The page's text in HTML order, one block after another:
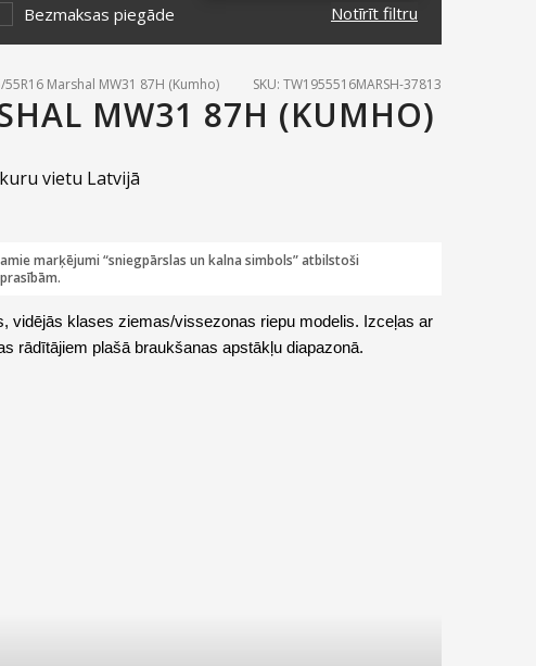
Notīrīt filtru
Bezmaksas piegāde
55R16 Marshal MW31 87H (Kumho) SKU: TW1955516MARSH-37813
MW31 87H (KUMHO)
vietu Latvijā
marķējumi “sniegpārslas un kalna simbols” atbilstoši
vidējās klases ziemas/vissezonas riepu modelis. Izceļas ar
rādītājiem plašā braukšanas apstākļu diapazonā.